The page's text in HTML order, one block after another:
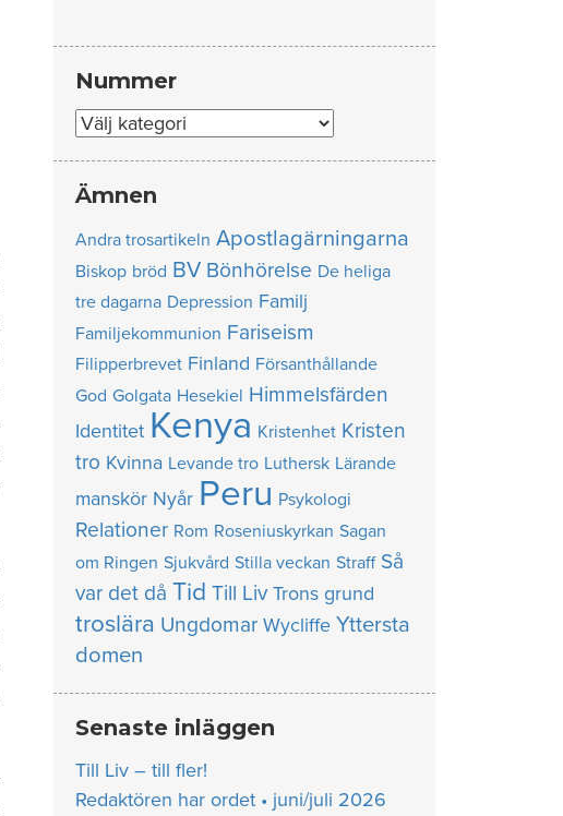
Nummer
Nummer
Ämnen
Andra trosartikeln Apostlagärningarna
Biskop bröd BV Bönhörelse De heliga
tre dagarna Depression Familj
Familjekommunion Fariseism
Filipperbrevet Finland Försanthållande
God Golgata Hesekiel Himmelsfärden
Identitet Kenya Kristenhet Kristen
tro Kvinna Levande tro Luthersk Lärande
manskör Nyår Peru Psykologi
Relationer Rom Roseniuskyrkan Sagan
om Ringen Sjukvård Stilla veckan Straff Så
var det då Tid Till Liv Trons grund
troslära Ungdomar Wycliffe Yttersta
domen
Senaste inläggen
Till Liv – till fler!
Redaktören har ordet • juni/juli 2026